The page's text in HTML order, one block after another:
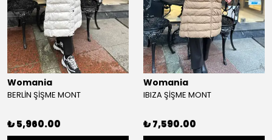
Womania
BERLİN ŞİŞME MONT
₺ 5,960.00
Womania
IBIZA ŞİŞME MONT
₺ 7,590.00